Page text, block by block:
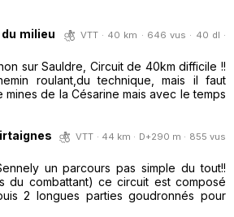
milieu
VTT · 40 km · 646 vus · 40 dl ·
sur Sauldre, Circuit de 40km difficile !!
roulant,du technique, mais il faut
de la Césarine mais avec le temps
VTT · 44 km · D+290 m · 855 vus
un parcours pas simple du tout!!
du combattant) ce circuit est composé
2 longues parties goudronnés pour